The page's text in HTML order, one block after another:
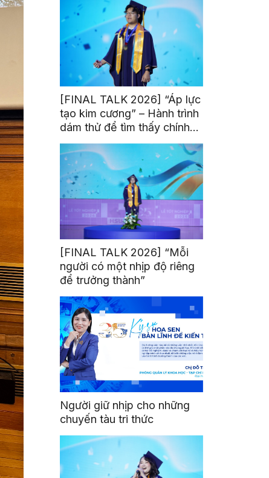
[FINAL TALK 2026] “Áp lực
tạo kim cương” – Hành trình
dám thử để tìm thấy chính
mình
[FINAL TALK 2026] “Mỗi
người có một nhịp độ riêng
để trưởng thành”
Người giữ nhịp cho những
chuyến tàu tri thức